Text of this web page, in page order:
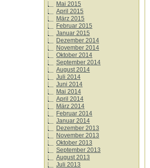
Mai 2015
April 2015
März 2015
Februar 2015
Januar 2015
Dezember 2014
November 2014
Oktober 2014
September 2014
August 2014
Juli 2014
Juni 2014
Mai 2014
April 2014
März 2014
Februar 2014
Januar 2014
Dezember 2013
November 2013
Oktober 2013
September 2013
August 2013
Juli 2013